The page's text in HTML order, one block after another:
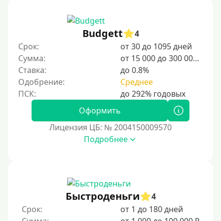
Budgett
4
Срок:
от 30 до 1095 дней
Сумма:
от 15 000 до 300 000 ₽
Ставка:
до 0.8%
Одобрение:
Среднее
Оформить
Лицензия ЦБ: № 2004150009570
Подробнее
Быстроденьги
4
Срок:
от 1 до 180 дней